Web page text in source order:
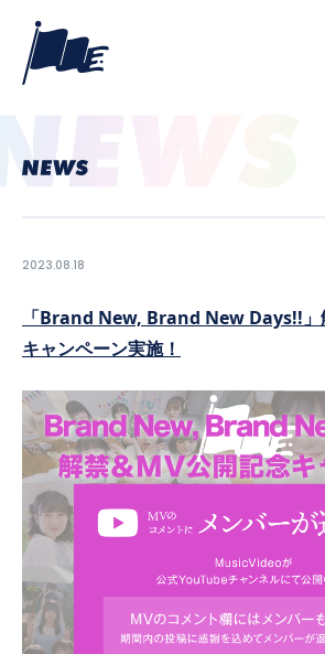
PROFILE
NEWS
SCHEDULE
2023.08.18
「Brand New, Brand New Days!!」
キャンペーン実施！